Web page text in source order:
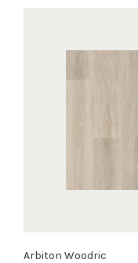
Arbiton Woodric